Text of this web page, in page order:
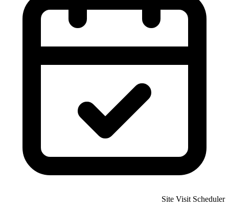
Site Visit Scheduler